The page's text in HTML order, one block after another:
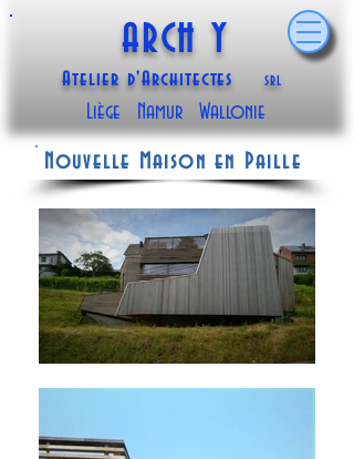
ARCH Y
Atelier d'Architectes SRL
Liège Namur Wallonie
Nouvelle Maison en Paille